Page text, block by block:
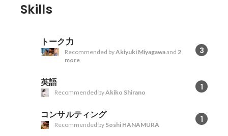
Skills
トーク力
3
Recommended byAkiyuki Miyagawaand 2
more
英語 1
Recommended byAkiko Shirano
コンサルティング 1
Recommended by Soshi HANAMURA